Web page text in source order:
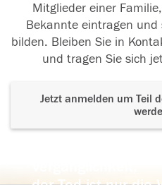
Mitglieder einer
Bekannte eintragen und
bilden. Bleiben Sie in
und tragen Sie sich
Jetzt anmelden um Teil